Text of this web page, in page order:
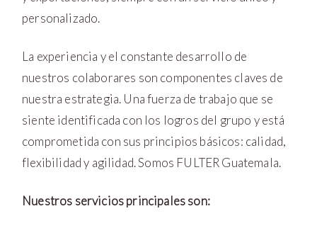
personalizado.
La experiencia y el constante desarrollo de
nuestros colaborares son componentes claves de
nuestra estrategia. Una fuerza de trabajo que se
siente identificada con los logros del grupo y está
comprometida con sus principios básicos: calidad,
flexibilidad y agilidad. Somos FULTER Guatemala.
Nuestros servicios principales son: